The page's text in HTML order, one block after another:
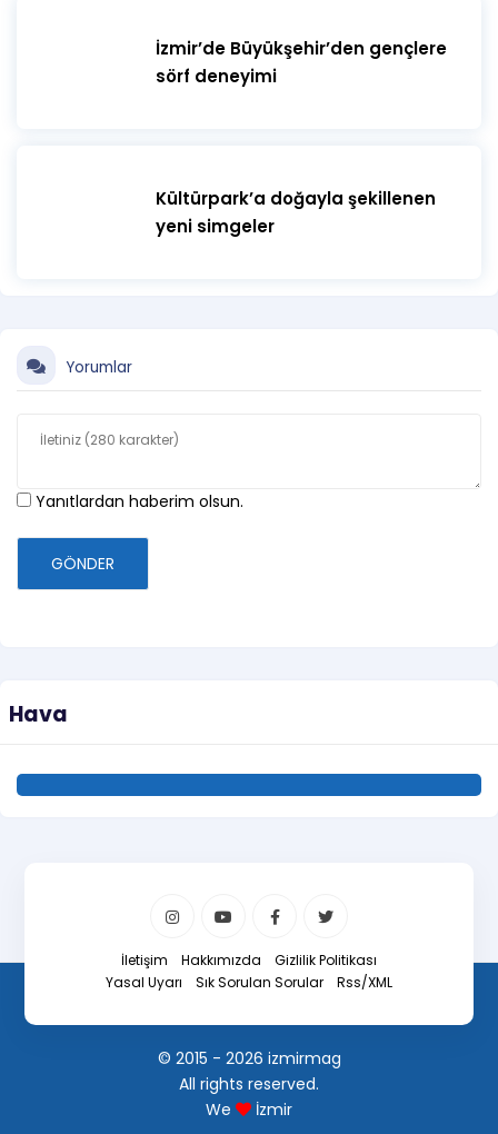
İzmir’de Büyükşehir’den gençlere
sörf deneyimi
Kültürpark’a doğayla şekillenen
yeni simgeler
Yorumlar
Yanıtlardan haberim olsun.
GÖNDER
Hava
İletişim Hakkımızda
Gizlilik Politikası
Yasal Uyarı
Sık Sorulan Sorular Rss/XML
© 2015 - 2026 izmirmag
All rights reserved.
We
İzmir